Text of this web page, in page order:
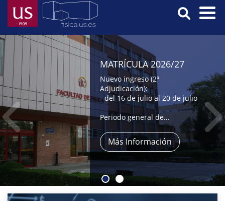
Skip
main
contentMenú
Principal
MATRÍCULA 2026/27
Nuevo ingreso (2ª
Adjudicación):
- del 16 de julio al 20 de julio
Periodo general de
automatrícula:
- del 9 al 31 de julio,
- y del 1 al 4 de septiembre
Más Información